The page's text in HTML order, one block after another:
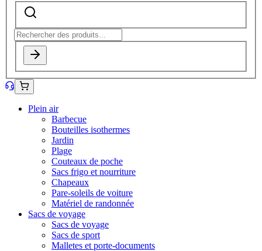
Plein air
Barbecue
Bouteilles isothermes
Jardin
Plage
Couteaux de poche
Sacs frigo et nourriture
Chapeaux
Pare-soleils de voiture
Matériel de randonnée
Sacs de voyage
Sacs de voyage
Sacs de sport
Malletes et porte-documents